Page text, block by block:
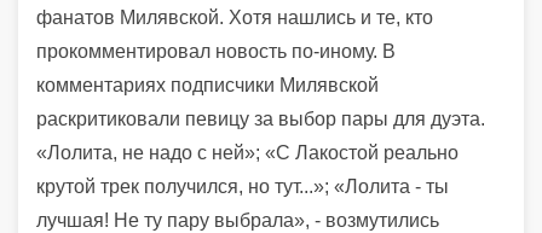
фанатов Милявской. Хотя нашлись и те, кто
прокомментировал новость по-иному. В
комментариях подписчики Милявской
раскритиковали певицу за выбор пары для дуэта.
«Лолита, не надо с ней»; «С Лакостой реально
крутой трек получился, но тут...»; «Лолита - ты
лучшая! Не ту пару выбрала», - возмутились